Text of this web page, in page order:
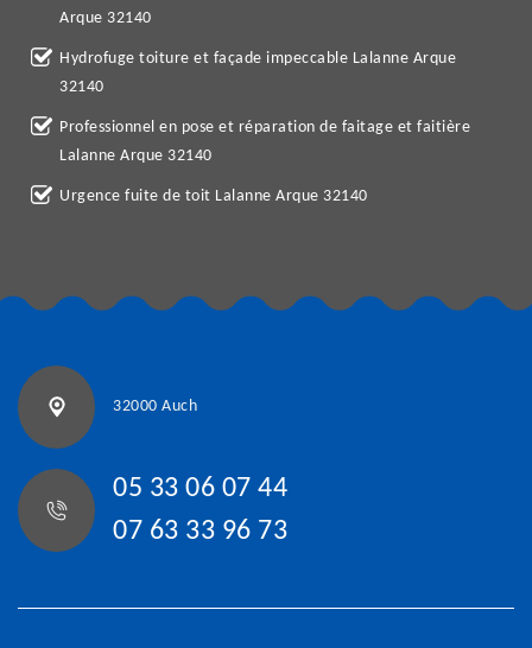
Arque 32140
Hydrofuge toiture et façade impeccable Lalanne Arque
32140
Professionnel en pose et réparation de faitage et faitière
Lalanne Arque 32140
Urgence fuite de toit Lalanne Arque 32140
32000 Auch
05 33 06 07 44
07 63 33 96 73